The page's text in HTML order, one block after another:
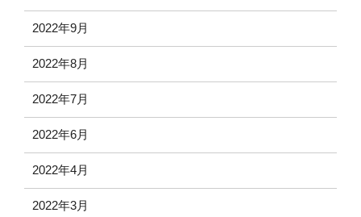
2022年9月
2022年8月
2022年7月
2022年6月
2022年4月
2022年3月